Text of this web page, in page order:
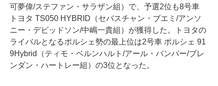
可夢偉/ステファン・サラザン組）で、予選2位も8号車
トヨタ TS050 HYBRID（セバスチャン・ブエミ/アンソ
ニー・デビッドソン/中嶋一貴組）が獲得した。トヨタの
ライバルとなるポルシェ勢の最上位は2号車 ポルシェ 91
9Hybrid（ティモ・ベルンハルト/アール・バンバー/ブレ
ンダン・ハートレー組）の3位となった。